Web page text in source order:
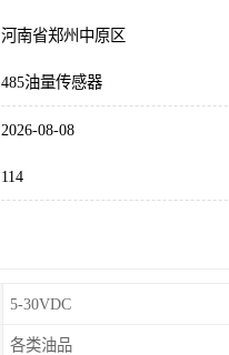
河南省郑州中原区
485油量传感器
2026-08-08
114
5-30VDC
各类油品